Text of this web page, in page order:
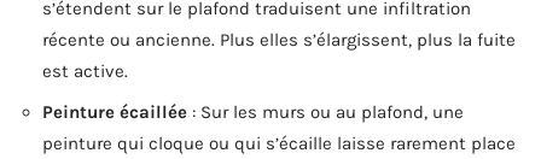
s’étendent sur le plafond traduisent une infiltration
récente ou ancienne. Plus elles s’élargissent, plus la fuite
est active.
Peinture écaillée : Sur les murs ou au plafond, une
peinture qui cloque ou qui s’écaille laisse rarement place